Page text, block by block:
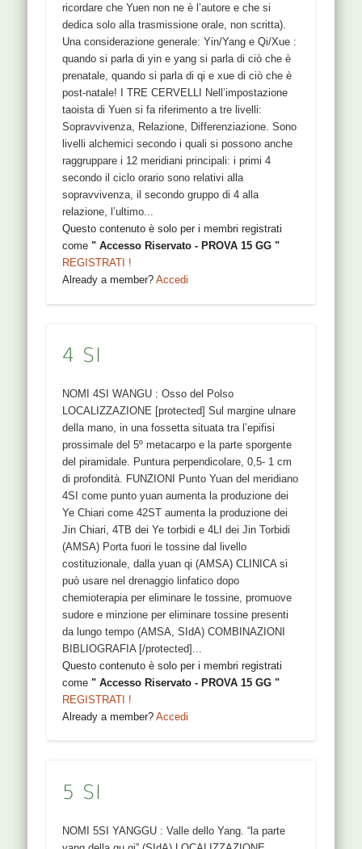
ricordare che Yuen non ne è l’autore e che si
dedica solo alla trasmissione orale, non scritta).
Una considerazione generale: Yin/Yang e Qi/Xue :
quando si parla di yin e yang si parla di ciò che è
prenatale, quando si parla di qi e xue di ciò che è
post-natale! I TRE CERVELLI Nell’impostazione
taoista di Yuen si fa riferimento a tre livelli:
Sopravvivenza, Relazione, Differenziazione. Sono
livelli alchemici secondo i quali si possono anche
raggruppare i 12 meridiani principali: i primi 4
secondo il ciclo orario sono relativi alla
sopravvivenza, il secondo gruppo di 4 alla
relazione, l’ultimo...
Questo contenuto è solo per i membri registrati
come" Accesso Riservato - PROVA 15 GG "
REGISTRATI !
Already a member?Accedi
4 SI
NOMI 4SI WANGU : Osso del Polso
LOCALIZZAZIONE [protected] Sul margine ulnare
della mano, in una fossetta situata tra l’epifisi
prossimale del 5º metacarpo e la parte sporgente
del piramidale. Puntura perpendicolare, 0,5- 1 cm
di profondità. FUNZIONI Punto Yuan del meridiano
4SI come punto yuan aumenta la produzione dei
Ye Chiari come 42ST aumenta la produzione dei
Jin Chiari, 4TB dei Ye torbidi e 4LI dei Jin Torbidi
(AMSA) Porta fuori le tossine dal livello
costituzionale, dalla yuan qi (AMSA) CLINICA si
può usare nel drenaggio linfatico dopo
chemioterapia per eliminare le tossine, promuove
sudore e minzione per eliminare tossine presenti
da lungo tempo (AMSA, SIdA) COMBINAZIONI
BIBLIOGRAFIA [/protected]...
Questo contenuto è solo per i membri registrati
come" Accesso Riservato - PROVA 15 GG "
REGISTRATI !
Already a member?Accedi
5 SI
NOMI 5SI YANGGU : Valle dello Yang. “la parte